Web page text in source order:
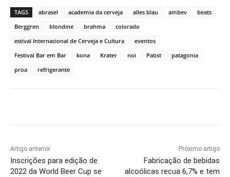
TAGS abrasel academia da cerveja alles blau ambev
beats
Berggren
blondine brahma
colorado
estival Internacional de Cerveja e Cultura
eventos
Festival Bar em Bar
kona Krater noi Pabst
patagonia
proa
refrigerante
Artigo anterior
Inscrições para edição de
2022 da World Beer Cup se
Próximo artigo
Fabricação de bebidas
alcoólicas recua 6,7% e tem